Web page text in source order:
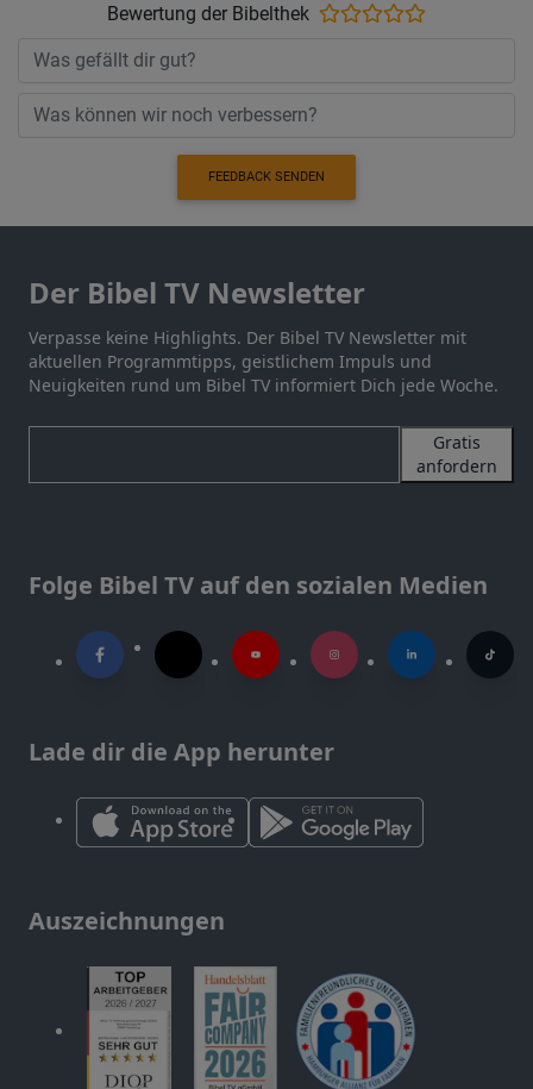
Bewertung der Bibelthek
FEEDBACK SENDEN
Der Bibel TV Newsletter
Verpasse keine Highlights. Der Bibel TV Newsletter mit
aktuellen Programmtipps, geistlichem Impuls und
Neuigkeiten rund um Bibel TV informiert Dich jede Woche.
Gratis
anfordern
Folge Bibel TV auf den sozialen Medien
Lade dir die App herunter
Auszeichnungen